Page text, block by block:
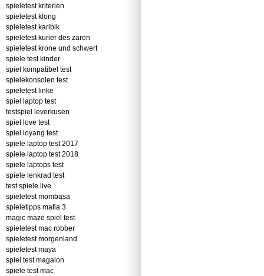
spieletest kriterien
spieletest klong
spieletest karibik
spieletest kurier des zaren
spieletest krone und schwert
spiele test kinder
spiel kompatibel test
spielekonsolen test
spieletest linke
spiel laptop test
testspiel leverkusen
spiel love test
spiel loyang test
spiele laptop test 2017
spiele laptop test 2018
spiele laptops test
spiele lenkrad test
test spiele live
spieletest mombasa
spieletipps mafia 3
magic maze spiel test
spieletest mac robber
spieletest morgenland
spieletest maya
spiel test magalon
spiele test mac